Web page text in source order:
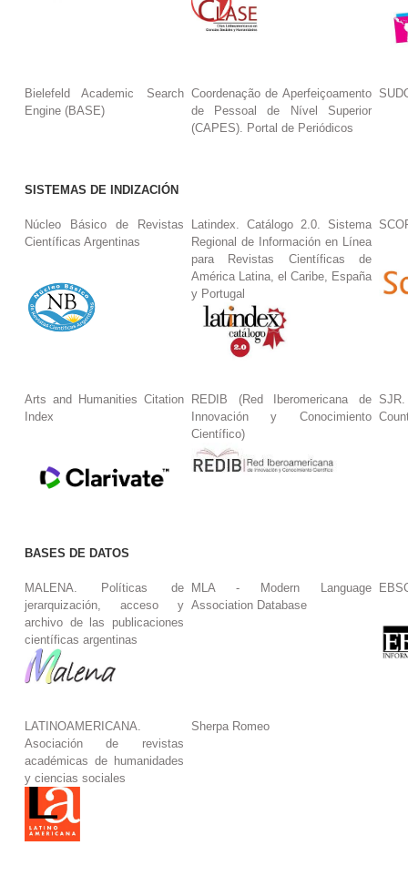
Bielefeld Academic Search
Engine (BASE)
Coordenação de Aperfeiçoamento
de Pessoal de Nível Superior
(CAPES). Portal de Periódicos
SISTEMAS DE INDIZACIÓN
Núcleo Básico de Revistas
Científicas Argentinas
Latindex. Catálogo 2.0. Sistema
Regional de Información en Línea
para Revistas Científicas de
América Latina, el Caribe, España
y Portugal
Arts and Humanities Citation
Index
REDIB (Red Iberomericana de
Innovación y Conocimiento
Científico)
BASES DE DATOS
MALENA. Políticas de
jerarquización, acceso y
archivo de las publicaciones
científicas argentinas
MLA - Modern Language
Association Database
LATINOAMERICANA.
Asociación de revistas
académicas de humanidades
y ciencias sociales
Sherpa Romeo